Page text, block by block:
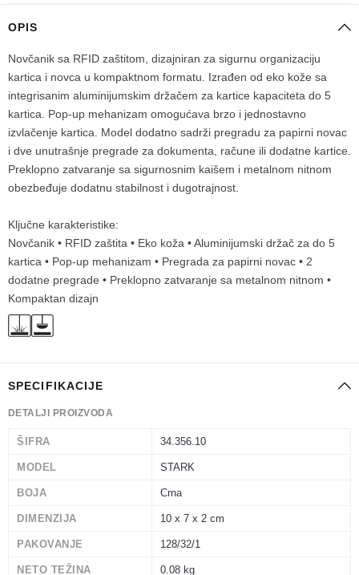
OPIS
Novčanik sa RFID zaštitom, dizajniran za sigurnu organizaciju
kartica i novca u kompaktnom formatu. Izrađen od eko kože sa
integrisanim aluminijumskim držačem za kartice kapaciteta do 5
kartica. Pop-up mehanizam omogućava brzo i jednostavno
izvlačenje kartica. Model dodatno sadrži pregradu za papirni novac
i dve unutrašnje pregrade za dokumenta, račune ili dodatne kartice.
Preklopno zatvaranje sa sigurnosnim kaišem i metalnom nitnom
obezbeđuje dodatnu stabilnost i dugotrajnost.
Ključne karakteristike:
Novčanik • RFID zaštita • Eko koža • Aluminijumski držač za do 5
kartica • Pop-up mehanizam • Pregrada za papirni novac • 2
dodatne pregrade • Preklopno zatvaranje sa metalnom nitnom •
Kompaktan dizajn
SPECIFIKACIJE
DETALJI PROIZVODA
ŠIFRA 34.356.10
MODEL STARK
BOJA Crna
DIMENZIJA 10 x 7 x 2 cm
PAKOVANJE 128/32/1
NETO TEŽINA 0.08 kg